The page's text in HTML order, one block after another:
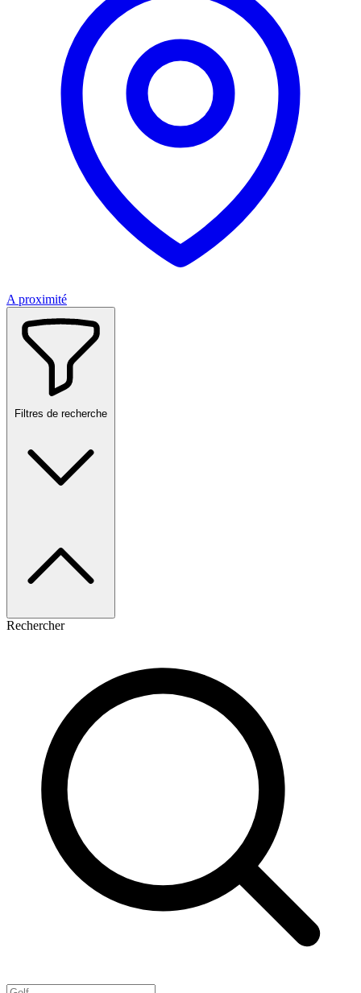
A proximité
Filtres de recherche
Rechercher